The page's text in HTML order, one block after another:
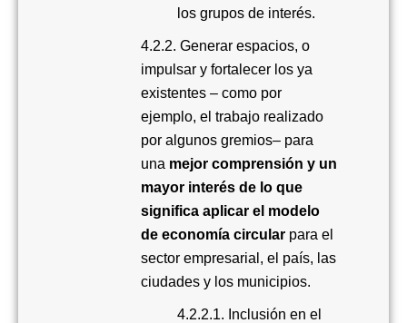
los grupos de interés.
4.2.2. Generar espacios, o
impulsar y fortalecer los ya
existentes – como por
ejemplo, el trabajo realizado
por algunos gremios– para
una mejor comprensión y un
mayor interés de lo que
significa aplicar el modelo
de economía circular para el
sector empresarial, el país, las
ciudades y los municipios.
4.2.2.1. Inclusión en el